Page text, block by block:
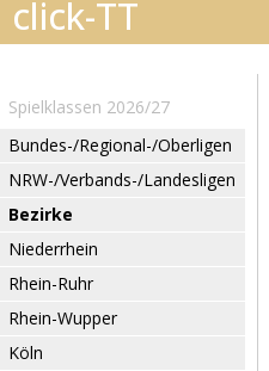
Spielklassen 2026/27
Bundes-/Regional-/Oberligen
NRW-/Verbands-/Landesligen
Bezirke
Niederrhein
Rhein-Ruhr
Rhein-Wupper
Köln